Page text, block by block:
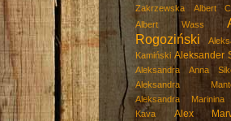
Zakrzewska
Albert
Albert Wass
Rogoziński
Kamiński Aleksander
Aleksandra Anna
Aleksandra
Aleksandra Marinina
Kava
Alex